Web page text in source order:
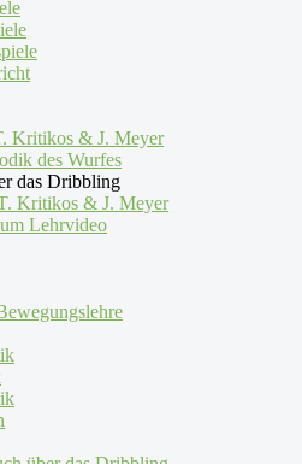
Kritikos & J. Meyer
des Wurfes
das Dribbling
Kritikos & J. Meyer
Lehrvideo